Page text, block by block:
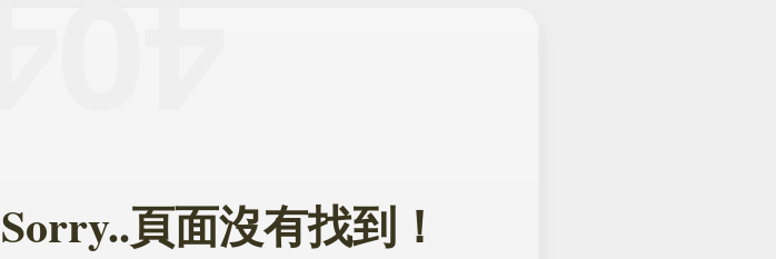
Sorry..頁面沒有找到！